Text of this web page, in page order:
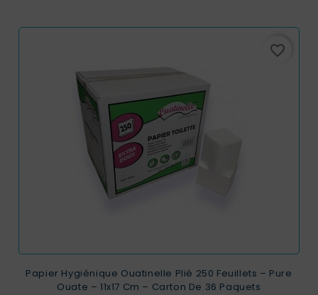
favorite_border
Papier Hygiénique Ouatinelle Plié 250 Feuillets – Pure
Ouate – 11x17 Cm – Carton De 36 Paquets